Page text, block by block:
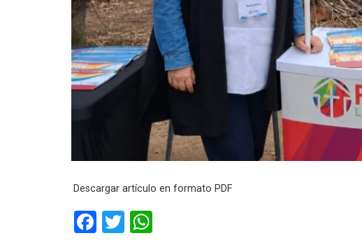
Descargar artículo en formato PDF
F
T